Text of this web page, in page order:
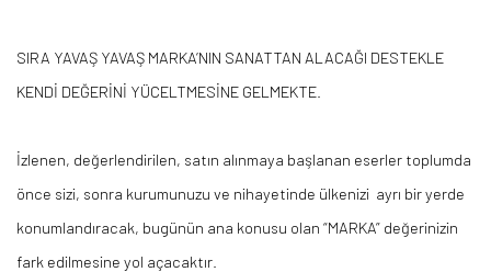
SIRA YAVAŞ YAVAŞ MARKA’NIN SANATTAN ALACAĞI DESTEKLE
KENDİ DEĞERİNİ YÜCELTMESİNE GELMEKTE.
İzlenen, değerlendirilen, satın alınmaya başlanan eserler toplumda
önce sizi, sonra kurumunuzu ve nihayetinde ülkenizi ayrı bir yerde
konumlandıracak, bugünün ana konusu olan “MARKA” değerinizin
fark edilmesine yol açacaktır.